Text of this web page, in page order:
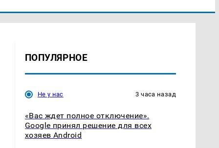
ПОПУЛЯРНОЕ
Не у нас 3 часа назад
«Вас ждет полное отключение».
Google принял решение для всех
хозяев Android